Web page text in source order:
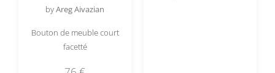
byAreg Aivazian
Bouton de meuble court
facetté